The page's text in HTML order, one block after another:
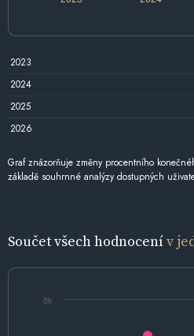
2023
2024
2025
2026
Graf znázorňuje změny procentního
základě souhrnné analýzy dostupných
Součet všech hodnocenív
8k